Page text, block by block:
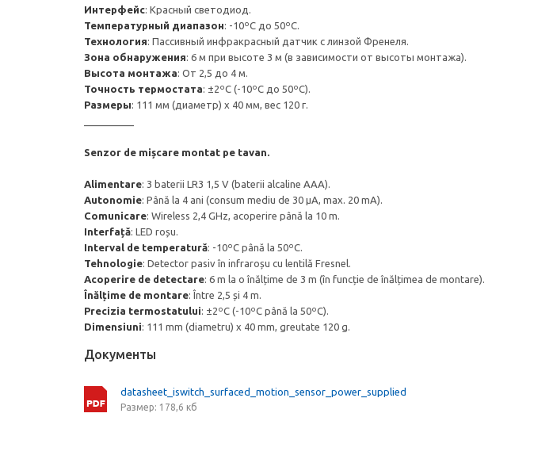
Интерфейс: Красный светодиод.
Температурный диапазон: -10ºC до 50ºC.
Технология: Пассивный инфракрасный датчик с линзой Френеля.
Зона обнаружения: 6 м при высоте 3 м (в зависимости от высоты монтажа).
Высота монтажа: От 2,5 до 4 м.
Точность термостата: ±2ºC (-10ºC до 50ºC).
Размеры: 111 мм (диаметр) x 40 мм, вес 120 г.
Senzor de mișcare montat pe tavan.
Alimentare: 3 baterii LR3 1,5 V (baterii alcaline AAA).
Autonomie: Până la 4 ani (consum mediu de 30 µA, max. 20 mA).
Comunicare: Wireless 2,4 GHz, acoperire până la 10 m.
Interfață: LED roșu.
Interval de temperatură: -10ºC până la 50ºC.
Tehnologie: Detector pasiv în infraroșu cu lentilă Fresnel.
Acoperire de detectare: 6 m la o înălțime de 3 m (în funcție de înălțimea de montare).
Înălțime de montare: Între 2,5 și 4 m.
Precizia termostatului: ±2ºC (-10ºC până la 50ºC).
Dimensiuni: 111 mm (diametru) x 40 mm, greutate 120 g.
Документы
datasheet_iswitch_surfaced_motion_sensor_power_supplied
Размер: 178,6 кб